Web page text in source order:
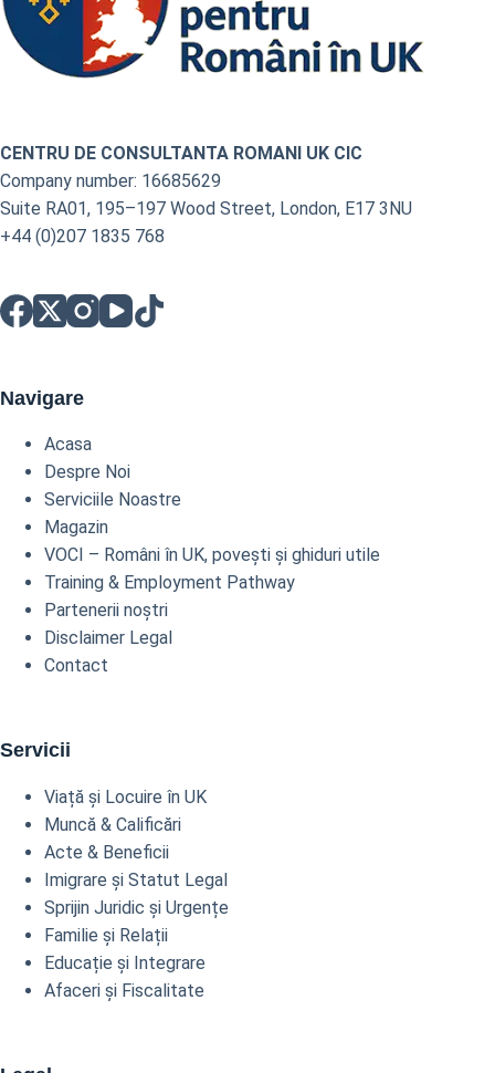
CENTRU DE CONSULTANTA ROMANI UK CIC
Company number: 16685629
Suite RA01, 195–197 Wood Street, London, E17 3NU
+44 (0)207 1835 768
Navigare
Acasa
Despre Noi
Serviciile Noastre
Magazin
VOCI – Români în UK, povești și ghiduri utile
Training & Employment Pathway
Partenerii noștri
Disclaimer Legal
Contact
Servicii
Viață și Locuire în UK
Muncă & Calificări
Acte & Beneficii
Imigrare și Statut Legal
Sprijin Juridic și Urgențe
Familie și Relații
Educație și Integrare
Afaceri și Fiscalitate